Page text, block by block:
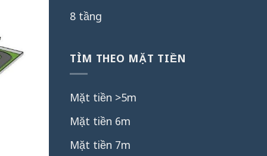
8 tầng
TÌM THEO MẶT TIỀN
Mặt tiền >5m
Mặt tiền 6m
Mặt tiền 7m